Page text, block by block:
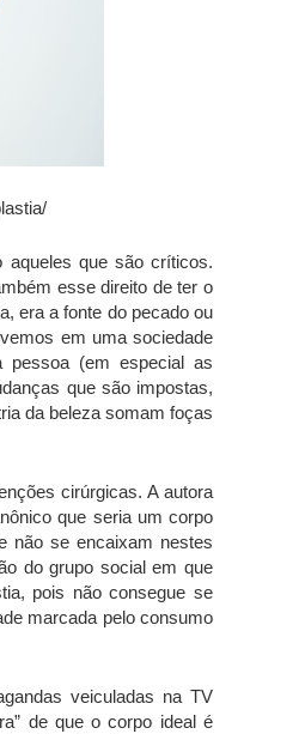
aqueles que são críticos.
esse direito de ter o
era a fonte do pecado ou
em uma sociedade
pessoa (em especial as
que são impostas,
da beleza somam foças
cirúrgicas. A autora
que seria um corpo
não se encaixam nestes
do grupo social em que
pois não consegue se
marcada pelo consumo
veiculadas na TV
de que o corpo ideal é